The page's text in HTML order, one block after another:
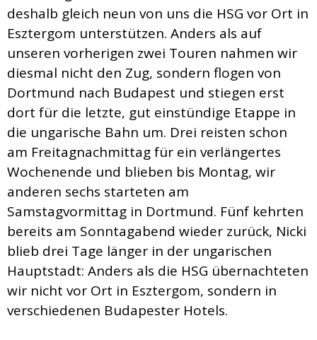
deshalb gleich neun von uns die HSG vor Ort in
Esztergom unterstützen. Anders als auf
unseren vorherigen zwei Touren nahmen wir
diesmal nicht den Zug, sondern flogen von
Dortmund nach Budapest und stiegen erst
dort für die letzte, gut einstündige Etappe in
die ungarische Bahn um. Drei reisten schon
am Freitagnachmittag für ein verlängertes
Wochenende und blieben bis Montag, wir
anderen sechs starteten am
Samstagvormittag in Dortmund. Fünf kehrten
bereits am Sonntagabend wieder zurück, Nicki
blieb drei Tage länger in der ungarischen
Hauptstadt: Anders als die HSG übernachteten
wir nicht vor Ort in Esztergom, sondern in
verschiedenen Budapester Hotels.